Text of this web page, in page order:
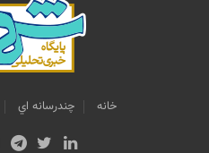
خانه چندرسانه اي